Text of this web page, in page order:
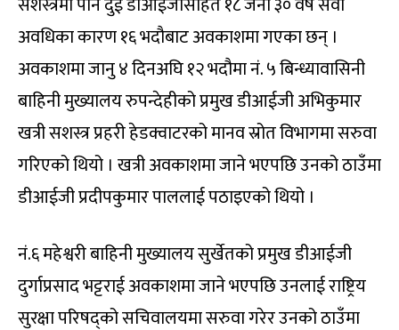
अवधिका कारण १६ भदौबाट अवकाशमा गएका छन् ।
अवकाशमा जानु ४ दिनअघि १२ भदौमा नं. ५ बिन्ध्यावासिनी
बाहिनी मुख्यालय रुपन्देहीको प्रमुख डीआईजी अभिकुमार
खत्री सशस्त्र प्रहरी हेडक्वाटरको मानव स्रोत विभागमा सरुवा
गरिएको थियो । खत्री अवकाशमा जाने भएपछि उनको ठाउँमा
डीआईजी प्रदीपकुमार पाललाई पठाइएको थियो ।
नं.६ महेश्वरी बाहिनी मुख्यालय सुर्खेतको प्रमुख डीआईजी
दुर्गाप्रसाद भट्टराई अवकाशमा जाने भएपछि उनलाई राष्ट्रिय
सुरक्षा परिषद्को सचिवालयमा सरुवा गरेर उनको ठाउँमा